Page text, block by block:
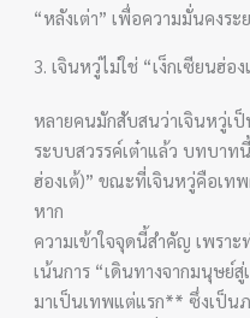
“หลังเต่า” เพื่อความมั่นคงร
3. เจินหวู่ไม่ใช่ “เง็กเซียนฮ่อ
หลายคนมักสับสนว่าเจินหวู่เ
ระบบสวรรค์เต๋าแล้ว บทบาท
ฮ่องเต้)” ขณะที่เจินหวู่คือเท
หาก
ความเข้าใจจุดนี้สำคัญ เพรา
เน้นการ “เดินทางจากมนุษย์
มาเป็นเทพแต่แรก** ซึ่งเป็น